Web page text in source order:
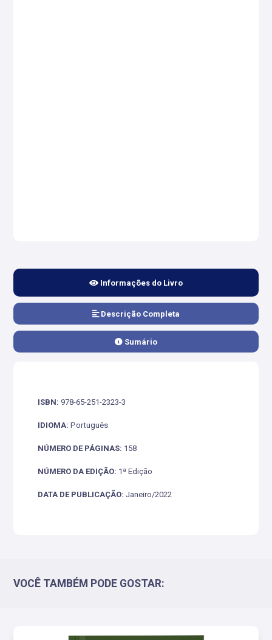
Informações do Livro
Descrição Completa
Sumário
ISBN: 978-65-251-2323-3
IDIOMA: Português
NÚMERO DE PÁGINAS: 158
NÚMERO DA EDIÇÃO: 1ª Edição
DATA DE PUBLICAÇÃO: Janeiro/2022
VOCÊ TAMBÉM PODE GOSTAR: